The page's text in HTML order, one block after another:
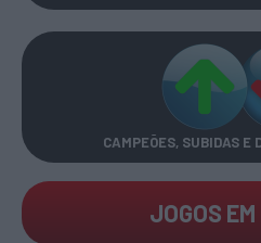
CAMPEÕES, SUBIDAS E
JOGOS